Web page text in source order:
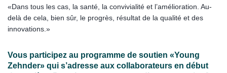
«Dans tous les cas, la santé, la convivialité et l’amélioration. Au-
delà de cela, bien sûr, le progrès, résultat de la qualité et des
innovations.»
Vous participez au programme de soutien «Young
Zehnder» qui s’adresse aux collaborateurs en début